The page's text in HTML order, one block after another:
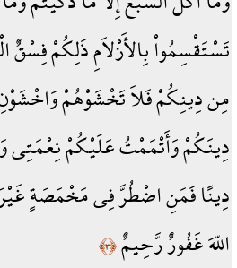
تَسْتَقْسِمُواْ بِالأَزْلاَمِ ذَلِكُمْ فِسْقٌ
مِن دِينِكُمْ فَلاَ تَخْشَوْهُمْ
دِينَكُمْ وَأَتْمَمْتُ عَلَيْكُمْ نِعْمَتِي
دِينًا فَمَنِ اضْطُرَّ فِي مَخْمَصَةٍ
اللّهَ غَفُورٌ رَّحِيمٌ﴿٣﴾